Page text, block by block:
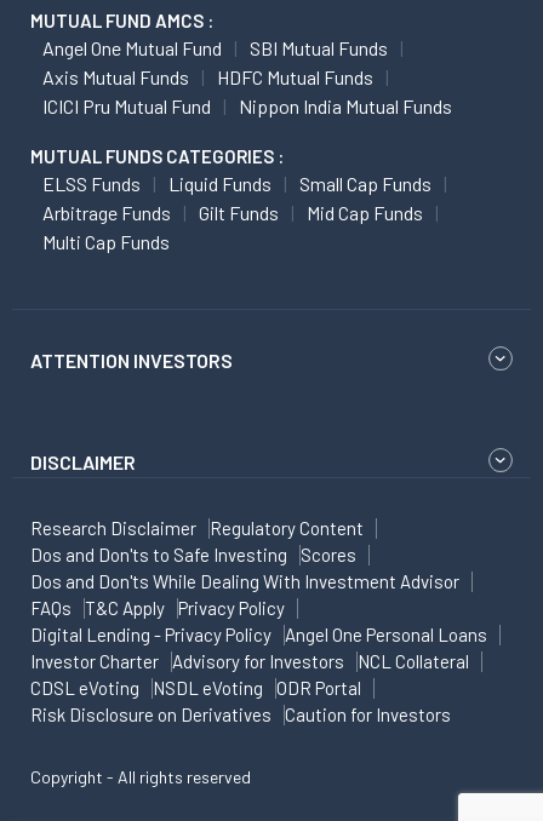
MUTUAL FUND AMCS :
Angel One Mutual Fund
SBI Mutual Funds
Axis Mutual Funds
HDFC Mutual Funds
ICICI Pru Mutual Fund
Nippon India Mutual Funds
MUTUAL FUNDS CATEGORIES :
ELSS Funds Liquid Funds
Small Cap Funds
Arbitrage Funds
Gilt Funds
Mid Cap Funds
Multi Cap Funds
ATTENTION INVESTORS
DISCLAIMER
Research Disclaimer
Regulatory Content
Dos and Don'ts to Safe Investing
Scores
Dos and Don'ts While Dealing With Investment Advisor
FAQs
T&C Apply
Privacy Policy
Digital Lending - Privacy Policy
Angel One Personal Loans
Investor Charter
Advisory for Investors
NCL Collateral
CDSL eVoting
NSDL eVoting
ODR Portal
Risk Disclosure on Derivatives
Caution for Investors
Copyright - All rights reserved